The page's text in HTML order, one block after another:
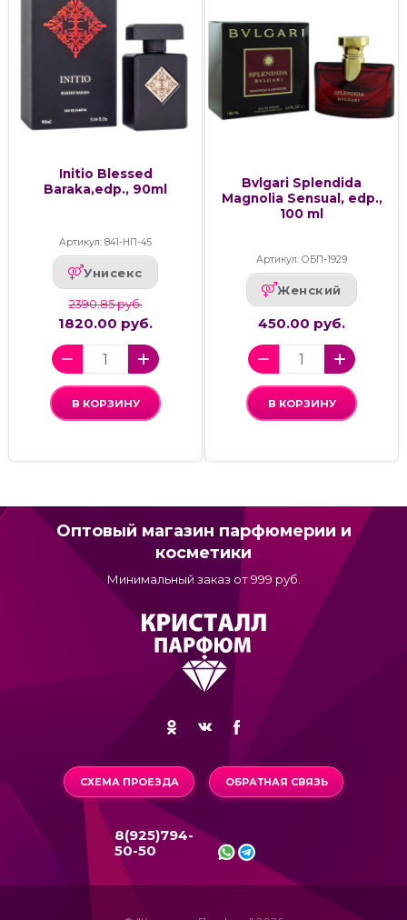
Initio Blessed
Baraka,edp., 90ml
Артикул: 841-НП-45
Унисекс
2390.85 руб.
1820.00 руб.
В КОРЗИНУ
Bvlgari Splendida
Magnolia Sensual, edp.,
100 ml
Артикул: ОБП-1929
Женский
450.00 руб.
В КОРЗИНУ
Оптовый магазин парфюмерии и
косметики
Минимальный заказ от 999 руб.
СХЕМА ПРОЕЗДА ОБРАТНАЯ СВЯЗЬ
8(925)794-
50-50